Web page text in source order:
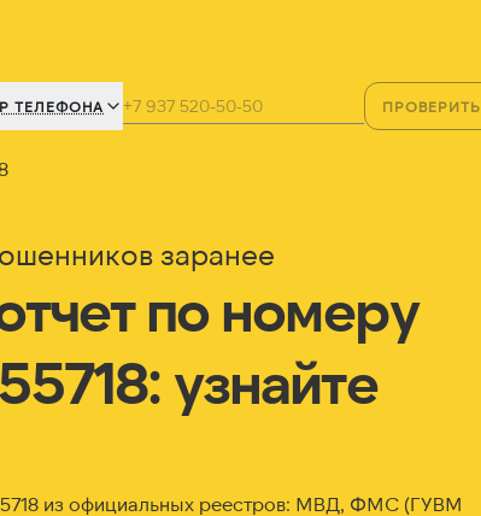
ТЕЛЕФОНА ПРОВЕРИТЬ
заранее
по номеру
узнайте
из официальных реестров: МВД, ФМС (ГУВМ